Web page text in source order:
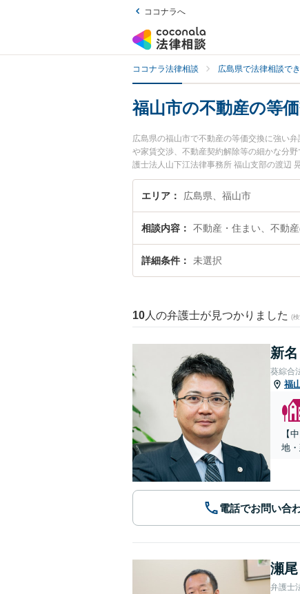
ココナラへ
ココナラ法律相談 広島県で法律相談で
福山市の不動産の等
広島県の福山市で不動産の等価交換に強い
や家賃交渉、不動産契約解除等の細かな分
護士法人山下江法律事務所 福山支部の渡辺
ラブルを今すぐに弁護士に相談したい』『
内の弁護士に相談予約したい』などでお困
エリア 広島県、福山市
相談内容 不動産・住まい、不動
詳細条件 未選択
10 人の弁護士が見つかりました (
新
葵綜合
福
【
地
電話でお問い合
瀬
弁護士